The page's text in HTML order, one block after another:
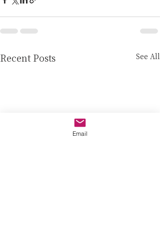
Recent Posts See All
Email